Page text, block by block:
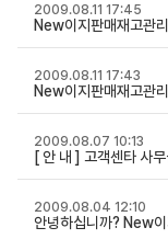
New이지판매재고관
2009.08.11 17:45
New이지판매재고관
2009.08.11 17:43
[ 안 내 ] 고객센타 사
2009.08.07 10:13
안녕하십니까? New
2009.08.04 12:10